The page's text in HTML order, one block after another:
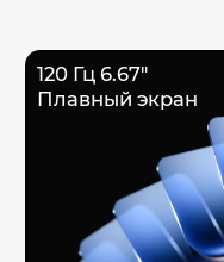
120 Гц 6.67"
Плавный экран